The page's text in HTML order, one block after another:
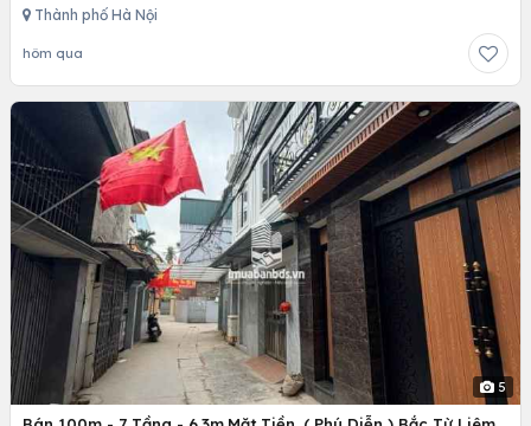
Thành phố Hà Nội
hôm qua
5